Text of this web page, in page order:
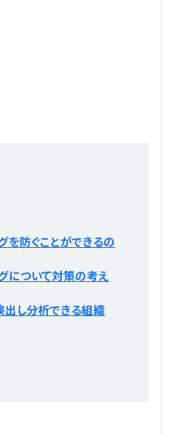
箋
益信託」活用戦略
ュー
談室
イドライン
防ぐことができるの
について対策の考え
し分析できる組織